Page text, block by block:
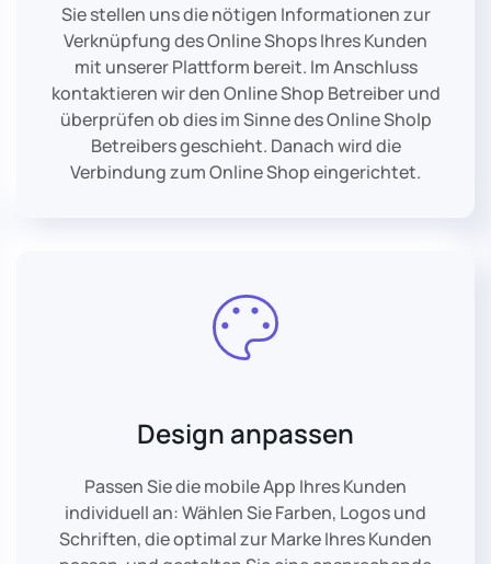
Sie stellen uns die nötigen Informationen zur
Verknüpfung des Online Shops Ihres Kunden
mit unserer Plattform bereit. Im Anschluss
kontaktieren wir den Online Shop Betreiber und
überprüfen ob dies im Sinne des Online Sholp
Betreibers geschieht. Danach wird die
Verbindung zum Online Shop eingerichtet.
Design anpassen
Passen Sie die mobile App Ihres Kunden
individuell an: Wählen Sie Farben, Logos und
Schriften, die optimal zur Marke Ihres Kunden